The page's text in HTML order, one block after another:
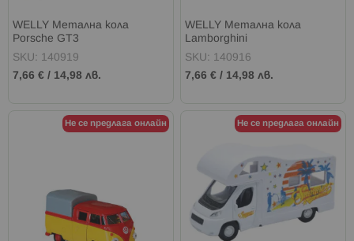
WELLY Метална кола
Porsche GT3
SKU: 140919
7,66 € / 14,98 лв.
WELLY Метална кола
Lamborghini
SKU: 140916
7,66 € / 14,98 лв.
Не се предлага онлайн Не се предлага онлайн